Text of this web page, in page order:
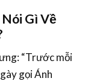
Gì Về
: “Trước mỗi
gọi Ánh